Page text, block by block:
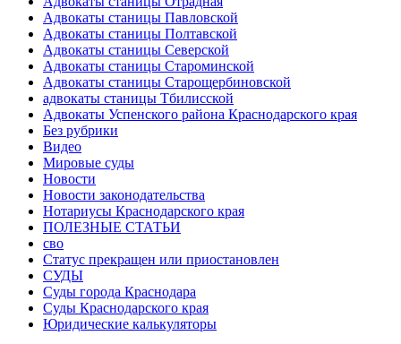
Адвокаты станицы Павловской
Адвокаты станицы Полтавской
Адвокаты станицы Северской
Адвокаты станицы Староминской
Адвокаты станицы Старощербиновской
адвокаты станицы Тбилисской
Адвокаты Успенского района Краснодарского края
Без рубрики
Видео
Мировые суды
Новости
Новости законодательства
Нотариусы Краснодарского края
ПОЛЕЗНЫЕ СТАТЬИ
сво
Статус прекращен или приостановлен
СУДЫ
Суды города Краснодара
Суды Краснодарского края
Юридические калькуляторы